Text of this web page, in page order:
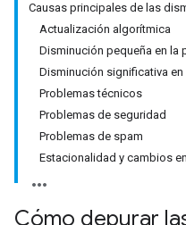
Causas principales de las
Actualización algorítmica
Disminución pequeña en la
Disminución significativa
Problemas técnicos
Problemas de seguridad
Problemas de spam
Estacionalidad y cambios
Cómo depurar